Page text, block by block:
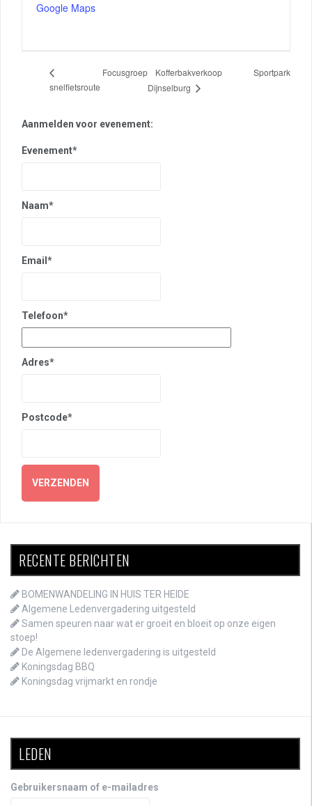
Google Maps
Focusgroep
snelfietsroute
Kofferbakverkoop Sportpark
Dijnselburg
Aanmelden voor evenement:
Evenement*
Naam*
Email*
Telefoon*
Adres*
Postcode*
RECENTE BERICHTEN
BOMENWANDELING IN HUIS TER HEIDE
Algemene Ledenvergadering uitgesteld
Samen speuren naar wat er groeit en bloeit op onze eigen
stoep!
De Algemene ledenvergadering is uitgesteld
Koningsdag BBQ
Koningsdag vrijmarkt en rondje
LEDEN
Gebruikersnaam of e-mailadres